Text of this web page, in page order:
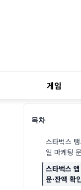
게임
목차
스타벅스
일 마케팅
스타벅스
문·잔액 확